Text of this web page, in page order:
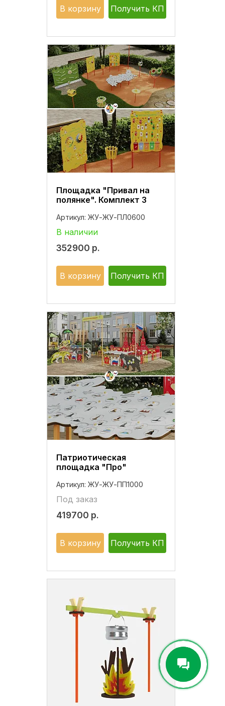
В корзину Получить КП
Площадка "Привал на
полянке". Комплект 3
Артикул: ЖУ-ЖУ-ПЛ0600
В наличии
352900 р.
В корзину Получить КП
Патриотическая
площадка "Про"
Артикул: ЖУ-ЖУ-ПП1000
Под заказ
419700 р.
В корзину Получить КП